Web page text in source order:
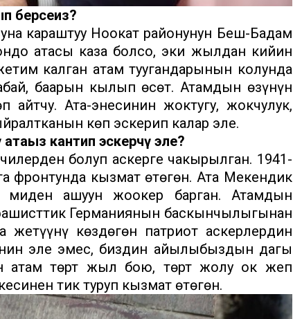
берсеңиз?
караштуу Ноокат районунун Беш-Бадам
атасы каза болсо, эки жылдан кийин
калган атам туугандарынын колунда
баарын кылып өсөт. Атамдын өзүнүн
айтчу. Ата-энесинин жоктугу, жокчулук,
көп эскерип калар эле.
кантип эскерчү эле?
болуп аскерге чакырылган. 1941-
фронтунда кызмат өтөгөн. Ата Мекендик
ашуун жоокер барган. Атамдын
Германиянын баскынчылыгынан
жетүүнү көздөгөн патриот аскерлердин
эле эмес, биздин айылыбыздын дагы
атам төрт жыл бою, төрт жолу ок жеп
тик туруп кызмат өтөгөн.